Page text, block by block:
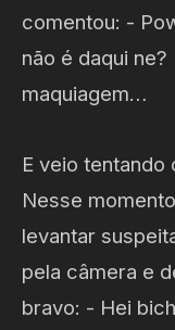
comentou: -
não é daqui
maquiagem…
E veio tentando
Nesse
levantar
pela câmera e
bravo: - Hei